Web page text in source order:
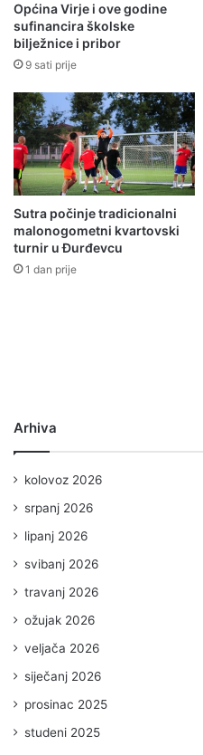
Općina Virje i ove godine
sufinancira školske
bilježnice i pribor
9 sati prije
Sutra počinje tradicionalni
malonogometni kvartovski
turnir u Đurđevcu
1 dan prije
Arhiva
kolovoz 2026
srpanj 2026
lipanj 2026
svibanj 2026
travanj 2026
ožujak 2026
veljača 2026
siječanj 2026
prosinac 2025
studeni 2025